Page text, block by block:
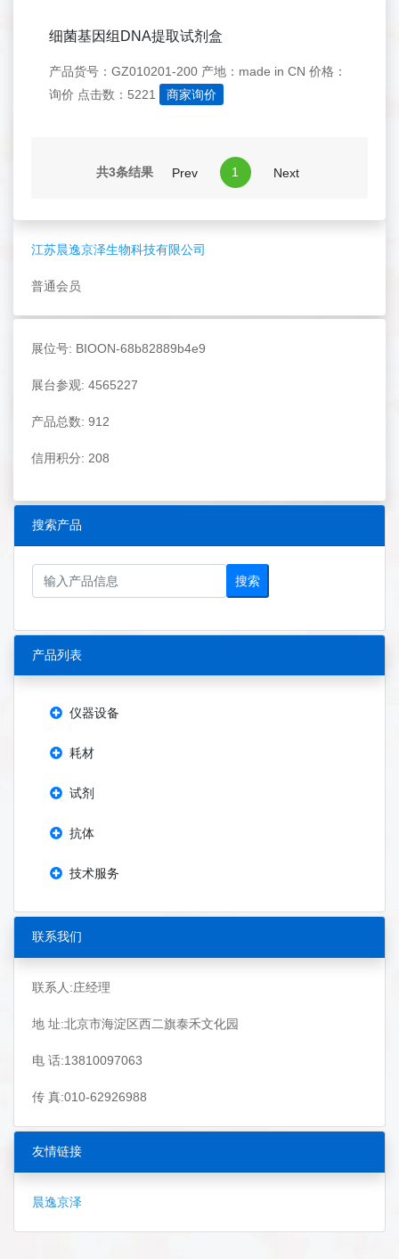
江苏晨逸京泽生物科技有限公司
普通会员
展位号: BIOON-68b82889b4e9
展台参观: 4565227
产品总数: 912
信用积分: 208
搜索产品
搜索
产品列表
仪器设备
耗材
试剂
抗体
技术服务
联系我们
联系人:庄经理
地 址:北京市海淀区西二旗泰禾文化园
电 话:13810097063
传 真:010-62926988
友情链接
晨逸京泽
细菌基因组DNA提取试剂盒
产品货号：GZ010201-200 产地：made in CN 价格：
询价 点击数：5221 商家询价
共3条结果 Prev 1 Next